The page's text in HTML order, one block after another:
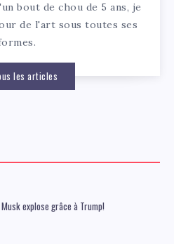
bout de chou de 5 ans, je
de l'art sous toutes ses
les articles
explose grâce à Trump!